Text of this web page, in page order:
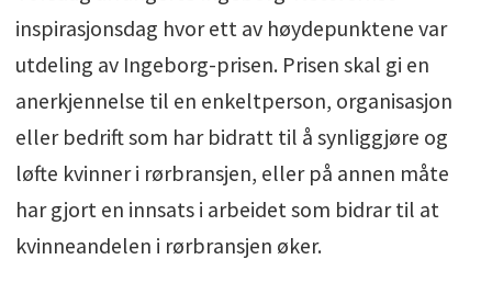
inspirasjonsdag hvor ett av høydepunktene var
utdeling av Ingeborg-prisen. Prisen skal gi en
anerkjennelse til en enkeltperson, organisasjon
eller bedrift som har bidratt til å synliggjøre og
løfte kvinner i rørbransjen, eller på annen måte
har gjort en innsats i arbeidet som bidrar til at
kvinneandelen i rørbransjen øker.